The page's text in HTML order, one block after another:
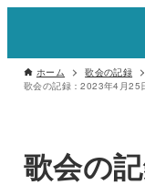
ホーム 歌会の記録
歌会の記録：2023年4月25
歌会の